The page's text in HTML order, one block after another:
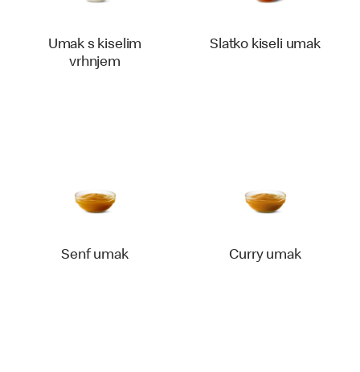
Umak s kiselim
vrhnjem
Slatko kiseli umak
Senf umak Curry umak